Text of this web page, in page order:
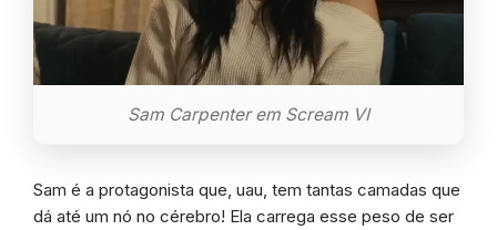
Sam Carpenter em Scream VI
Sam é a protagonista que, uau, tem tantas camadas que
dá até um nó no cérebro! Ela carrega esse peso de ser